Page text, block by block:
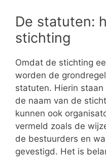
De statuten:
stichting
Omdat de stichting
worden de
statuten. Hierin
de naam van de
kunnen ook
vermeld zoals de
de bestuurders en
gevestigd. Het is